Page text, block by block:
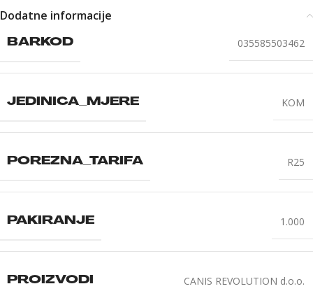
Dodatne informacije
BARKOD 035585503462
JEDINICA_MJERE KOM
POREZNA_TARIFA R25
PAKIRANJE 1.000
PROIZVODI CANIS REVOLUTION d.o.o.